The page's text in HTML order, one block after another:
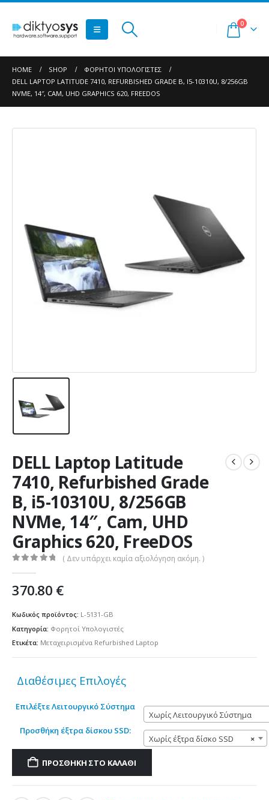
0
HOME SHOP
ΦΟΡΗΤΟΊ ΥΠΟΛΟΓΙΣΤΈΣ
DELL LAPTOP LATITUDE 7410, REFURBISHED GRADE B, I5-10310U, 8/256GB
NVME, 14″, CAM, UHD GRAPHICS 620, FREEDOS
DELL Laptop Latitude
7410, Refurbished Grade
B, i5-10310U, 8/256GB
NVMe, 14″, Cam, UHD
Graphics 620, FreeDOS
( Δεν υπάρχει καμία αξιολόγηση ακόμη. )
370.80 €
Κωδικός προϊόντος: L-5131-GB
Κατηγορία: Φορητοί Υπολογιστές
Ετικέτα: Μεταχειρισμένα Refurbished Laptop
Διαθέσιμες Επιλογές
Επιλέξτε Λειτουργικό Σύστημα
Χωρίς Λειτουργικό Σύστημα
Προσθήκη έξτρα δίσκου SSD:
×
Χωρίς έξτρα δίσκο SSD
ΠΡΟΣΘΉΚΗ ΣΤΟ ΚΑΛΆΘΙ